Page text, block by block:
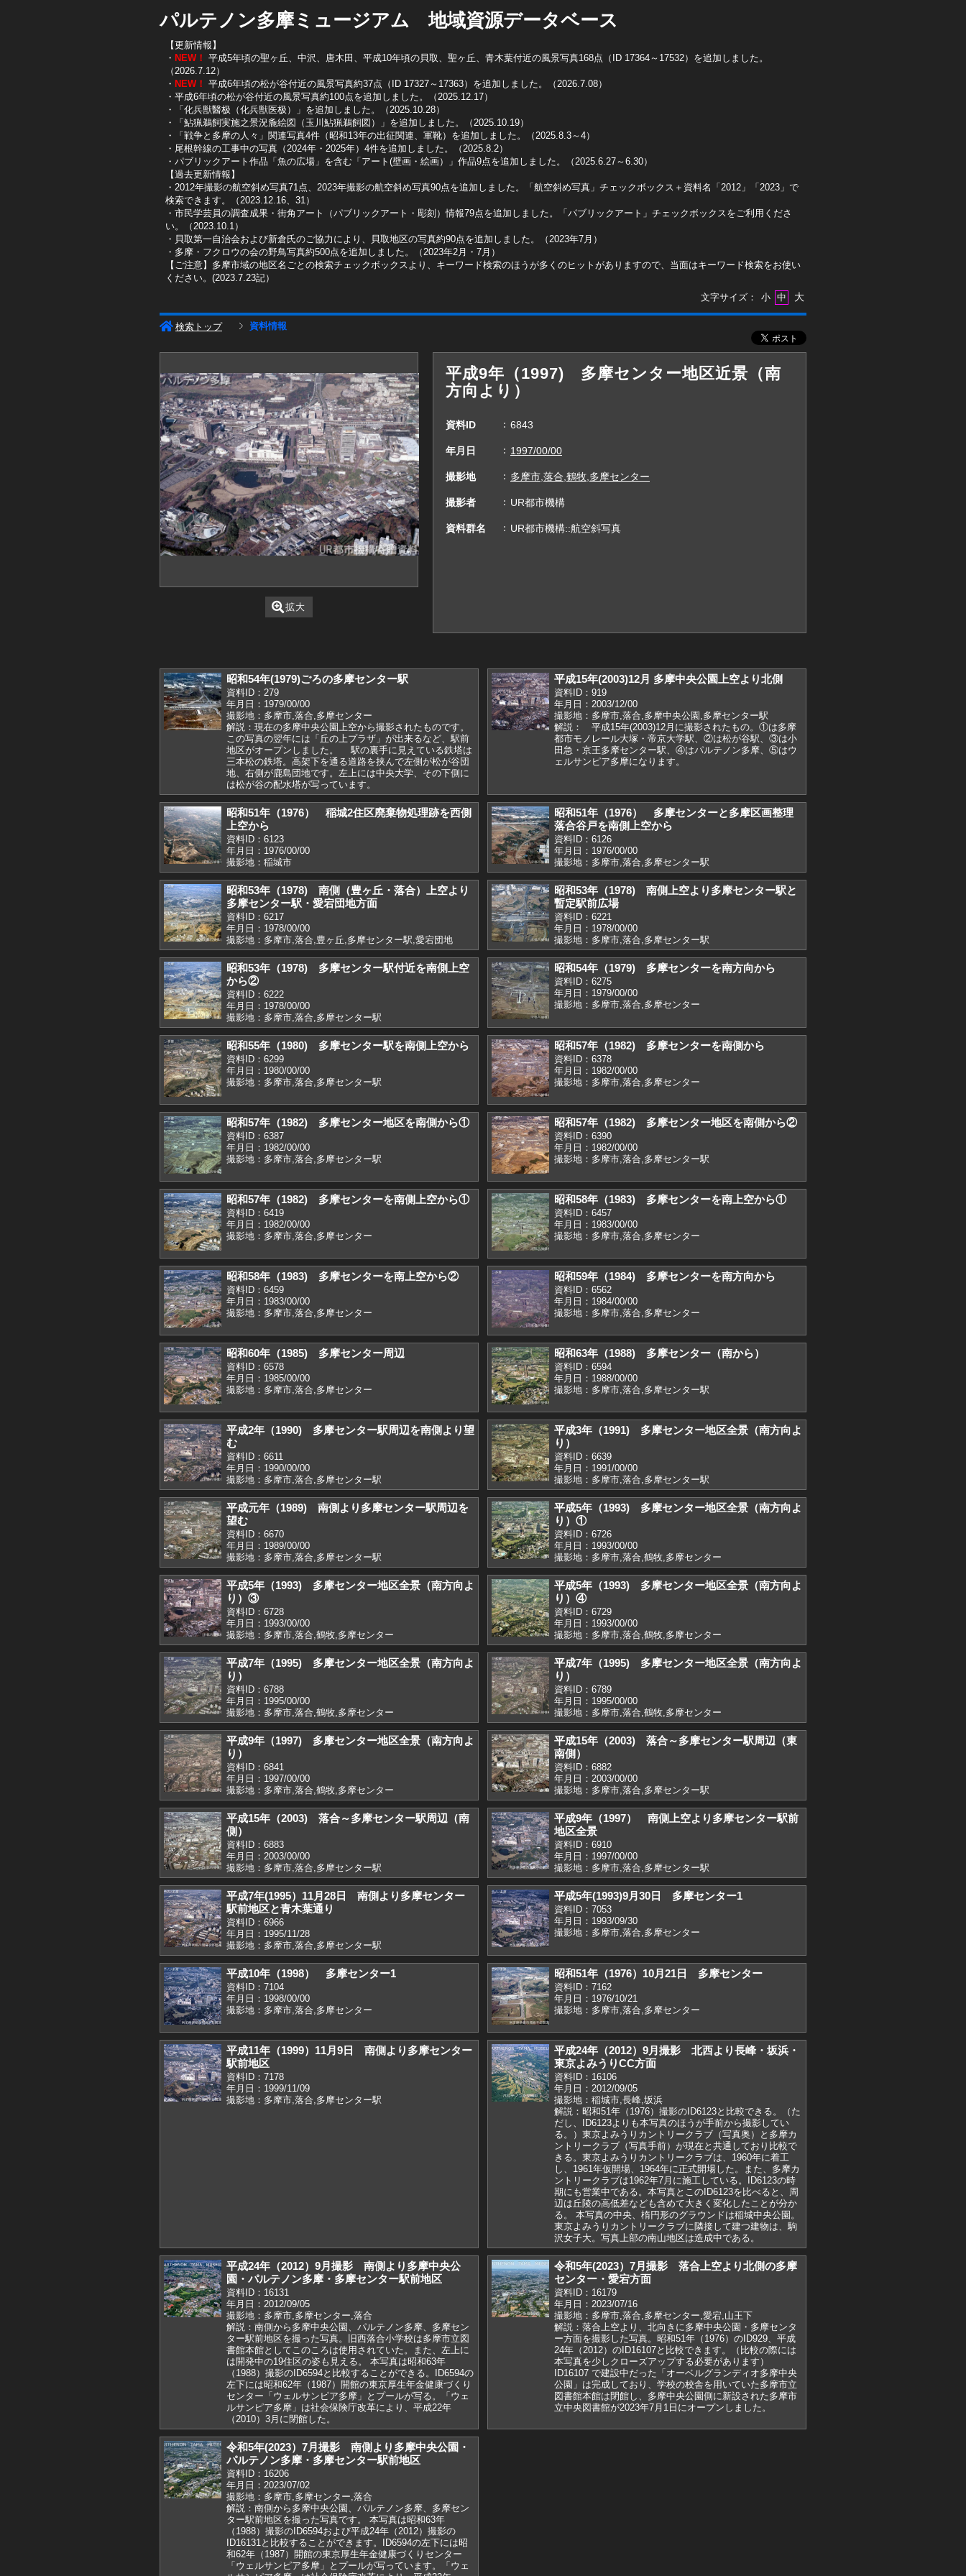
パルテノン多摩ミュージアム 地域資源データベース
【更新情報】
・ NEW！ 平成5年頃の聖ヶ丘、中沢、唐木田、平成10年頃の貝取、聖ヶ丘、青木葉付近の風景写真168点（ID 17364～17532）を追加しました。
（2026.7.12）
・ NEW！ 平成6年頃の松が谷付近の風景写真約37点（ID 17327～17363）を追加しました。（2026.7.08）
・平成6年頃の松が谷付近の風景写真約100点を追加しました。（2025.12.17）
・「化兵獣醫极（化兵獣医极）」を追加しました。（2025.10.28）
・「鮎猟鵜飼実施之景況麁絵図（玉川鮎猟鵜飼図）」を追加しました。（2025.10.19）
​・「戦争と多摩の人々」関連写真4件（昭和13年の出征関連、軍靴）を追加しました。（2025.8.3～4）
​・尾根幹線の工事中の写真（2024年・2025年）4件を追加しました。（2025.8.2）
​・パブリックアート作品「魚の広場」を含む「アート(壁画・絵画）」作品9点を追加しました。（2025.6.27～6.30）
【過去更新情報】
・2012年撮影の航空斜め写真71点、2023年撮影の航空斜め写真90点を追加しました。「航空斜め写真」チェックボックス＋資料名「2012」「2023」で
検索できます。（2023.12.16、31）
​・市民学芸員の調査成果・街角アート（パブリックアート・彫刻）情報79点を追加しました。「パブリックアート」チェックボックスをご利用くださ
い。（2023.10.1）
・貝取第一自治会および新倉氏のご協力により、貝取地区の写真約90点を追加しました。（2023年7月）
・多摩・フクロウの会の野鳥写真約500点を追加しました。（2023年2月・7月）
【ご注意】多摩市域の地区名ごとの検索チェックボックスより、キーワード検索のほうが多くのヒットがありますので、当面はキーワード検索をお使い
ください。(2023.7.23記）
文字サイズ：
小 中 大
検索トップ 資料情報
拡大
平成9年（1997) 多摩センター地区近景（南
方向より）
資料ID 6843
年月日 1997/00/00
撮影地 多摩市,落合,鶴牧,多摩センター
撮影者 UR都市機構
資料群名 UR都市機構::航空斜写真
昭和54年(1979)ごろの多摩センター駅
資料ID：279
年月日：1979/00/00
撮影地：多摩市,落合,多摩センター
解説：現在の多摩中央公園上空から撮影されたものです。
この写真の翌年には「丘の上プラザ」が出来るなど、駅前
地区がオープンしました。 駅の裏手に見えている鉄塔は
三本松の鉄塔。高架下を通る道路を挟んで左側が松が谷団
地、右側が鹿島団地です。左上には中央大学、その下側に
は松が谷の配水塔が写っています。
平成15年(2003)12月 多摩中央公園上空より北側
資料ID：919
年月日：2003/12/00
撮影地：多摩市,落合,多摩中央公園,多摩センター駅
解説： 平成15年(2003)12月に撮影されたもの。①は多摩
都市モノレール大塚・帝京大学駅、②は松が谷駅、③は小
田急・京王多摩センター駅、④はパルテノン多摩、⑤はウ
ェルサンピア多摩になります。
昭和51年（1976） 稲城2住区廃棄物処理跡を西側
上空から
資料ID：6123
年月日：1976/00/00
撮影地：稲城市
昭和51年（1976） 多摩センターと多摩区画整理
落合谷戸を南側上空から
資料ID：6126
年月日：1976/00/00
撮影地：多摩市,落合,多摩センター駅
昭和53年（1978) 南側（豊ヶ丘・落合）上空より
多摩センター駅・愛宕団地方面
資料ID：6217
年月日：1978/00/00
撮影地：多摩市,落合,豊ヶ丘,多摩センター駅,愛宕団地
昭和53年（1978) 南側上空より多摩センター駅と
暫定駅前広場
資料ID：6221
年月日：1978/00/00
撮影地：多摩市,落合,多摩センター駅
昭和53年（1978) 多摩センター駅付近を南側上空
から②
資料ID：6222
年月日：1978/00/00
撮影地：多摩市,落合,多摩センター駅
昭和54年（1979) 多摩センターを南方向から
資料ID：6275
年月日：1979/00/00
撮影地：多摩市,落合,多摩センター
昭和55年（1980) 多摩センター駅を南側上空から
資料ID：6299
年月日：1980/00/00
撮影地：多摩市,落合,多摩センター駅
昭和57年（1982) 多摩センターを南側から
資料ID：6378
年月日：1982/00/00
撮影地：多摩市,落合,多摩センター
昭和57年（1982) 多摩センター地区を南側から①
資料ID：6387
年月日：1982/00/00
撮影地：多摩市,落合,多摩センター駅
昭和57年（1982) 多摩センター地区を南側から②
資料ID：6390
年月日：1982/00/00
撮影地：多摩市,落合,多摩センター駅
昭和57年（1982) 多摩センターを南側上空から①
資料ID：6419
年月日：1982/00/00
撮影地：多摩市,落合,多摩センター
昭和58年（1983) 多摩センターを南上空から①
資料ID：6457
年月日：1983/00/00
撮影地：多摩市,落合,多摩センター
昭和58年（1983) 多摩センターを南上空から②
資料ID：6459
年月日：1983/00/00
撮影地：多摩市,落合,多摩センター
昭和59年（1984) 多摩センターを南方向から
資料ID：6562
年月日：1984/00/00
撮影地：多摩市,落合,多摩センター
昭和60年（1985) 多摩センター周辺
資料ID：6578
年月日：1985/00/00
撮影地：多摩市,落合,多摩センター
昭和63年（1988) 多摩センター（南から）
資料ID：6594
年月日：1988/00/00
撮影地：多摩市,落合,多摩センター駅
平成2年（1990) 多摩センター駅周辺を南側より望
む
資料ID：6611
年月日：1990/00/00
撮影地：多摩市,落合,多摩センター駅
平成3年（1991) 多摩センター地区全景（南方向よ
り）
資料ID：6639
年月日：1991/00/00
撮影地：多摩市,落合,多摩センター駅
平成元年（1989) 南側より多摩センター駅周辺を
望む
資料ID：6670
年月日：1989/00/00
撮影地：多摩市,落合,多摩センター駅
平成5年（1993) 多摩センター地区全景（南方向よ
り）①
資料ID：6726
年月日：1993/00/00
撮影地：多摩市,落合,鶴牧,多摩センター
平成5年（1993) 多摩センター地区全景（南方向よ
り）③
資料ID：6728
年月日：1993/00/00
撮影地：多摩市,落合,鶴牧,多摩センター
平成5年（1993) 多摩センター地区全景（南方向よ
り）④
資料ID：6729
年月日：1993/00/00
撮影地：多摩市,落合,鶴牧,多摩センター
平成7年（1995) 多摩センター地区全景（南方向よ
り）
資料ID：6788
年月日：1995/00/00
撮影地：多摩市,落合,鶴牧,多摩センター
平成7年（1995) 多摩センター地区全景（南方向よ
り）
資料ID：6789
年月日：1995/00/00
撮影地：多摩市,落合,鶴牧,多摩センター
平成9年（1997) 多摩センター地区全景（南方向よ
り）
資料ID：6841
年月日：1997/00/00
撮影地：多摩市,落合,鶴牧,多摩センター
平成15年（2003) 落合～多摩センター駅周辺（東
南側）
資料ID：6882
年月日：2003/00/00
撮影地：多摩市,落合,多摩センター駅
平成15年（2003) 落合～多摩センター駅周辺（南
側）
資料ID：6883
年月日：2003/00/00
撮影地：多摩市,落合,多摩センター駅
平成9年（1997） 南側上空より多摩センター駅前
地区全景
資料ID：6910
年月日：1997/00/00
撮影地：多摩市,落合,多摩センター駅
平成7年(1995）11月28日 南側より多摩センター
駅前地区と青木葉通り
資料ID：6966
年月日：1995/11/28
撮影地：多摩市,落合,多摩センター駅
平成5年(1993)9月30日 多摩センター1
資料ID：7053
年月日：1993/09/30
撮影地：多摩市,落合,多摩センター
平成10年（1998） 多摩センター1
資料ID：7104
年月日：1998/00/00
撮影地：多摩市,落合,多摩センター
昭和51年（1976）10月21日 多摩センター
資料ID：7162
年月日：1976/10/21
撮影地：多摩市,落合,多摩センター
平成11年（1999）11月9日 南側より多摩センター
駅前地区
資料ID：7178
年月日：1999/11/09
撮影地：多摩市,落合,多摩センター駅
平成24年（2012）9月撮影 北西より長峰・坂浜・
東京よみうりCC方面
資料ID：16106
年月日：2012/09/05
撮影地：稲城市,長峰,坂浜
解説：昭和51年（1976）撮影のID6123と比較できる。（た
だし、ID6123よりも本写真のほうが手前から撮影してい
る。）東京よみうりカントリークラブ（写真奥）と多摩カ
ントリークラブ（写真手前）が現在と共通しており比較で
きる。東京よみうりカントリークラブは、1960年に着工
し、1961年仮開場、1964年に正式開場した。また、多摩カ
ントリークラブは1962年7月に施工している。ID6123の時
期にも営業中である。本写真とこのID6123を比べると、周
辺は丘陵の高低差なども含めて大きく変化したことが分か
る。 本写真の中央、楕円形のグラウンドは稲城中央公園。
東京よみうりカントリークラブに隣接して建つ建物は、駒
沢女子大。写真上部の南山地区は造成中である。
平成24年（2012）9月撮影 南側より多摩中央公
園・パルテノン多摩・多摩センター駅前地区
資料ID：16131
年月日：2012/09/05
撮影地：多摩市,多摩センター,落合
解説：南側から多摩中央公園、パルテノン多摩、多摩セン
ター駅前地区を撮った写真。旧西落合小学校は多摩市立図
書館本館としてこのころは使用されていた。また、左上に
は開発中の19住区の姿も見える。 本写真は昭和63年
（1988）撮影のID6594と比較することができる。ID6594の
左下には昭和62年（1987）開館の東京厚生年金健康づくり
センター「ウェルサンピア多摩」とプールが写る。「ウェ
ルサンピア多摩」は社会保険庁改革により、平成22年
（2010）3月に閉館した。
令和5年(2023）7月撮影 落合上空より北側の多摩
センター・愛宕方面
資料ID：16179
年月日：2023/07/16
撮影地：多摩市,落合,多摩センター,愛宕,山王下
解説：落合上空より、北向きに多摩中央公園・多摩センタ
ー方面を撮影した写真。昭和51年（1976）のID929、平成
24年（2012）のID16107と比較できます。（比較の際には
本写真を少しクローズアップする必要があります）
ID16107 で建設中だった「オーベルグランディオ多摩中央
公園」は完成しており、学校の校舎を用いていた多摩市立
図書館本館は閉館し、多摩中央公園側に新設された多摩市
立中央図書館が2023年7月1日にオープンしました。
令和5年(2023）7月撮影 南側より多摩中央公園・
パルテノン多摩・多摩センター駅前地区
資料ID：16206
年月日：2023/07/02
撮影地：多摩市,多摩センター,落合
解説：南側から多摩中央公園、パルテノン多摩、多摩セン
ター駅前地区を撮った写真です。 本写真は昭和63年
（1988）撮影のID6594および平成24年（2012）撮影の
ID16131と比較することができます。ID6594の左下には昭
和62年（1987）開館の東京厚生年金健康づくりセンター
「ウェルサンピア多摩」とプールが写っています。「ウェ